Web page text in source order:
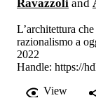
Ravazzoli and
L’architettura
razionalismo a
2022
Handle: https://
View